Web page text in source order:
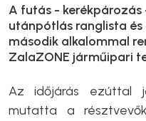
A futás -
utánpótlás ranglista
második alkalommal
ZalaZONE járműipari
Az időjárás ezúttal
mutatta a